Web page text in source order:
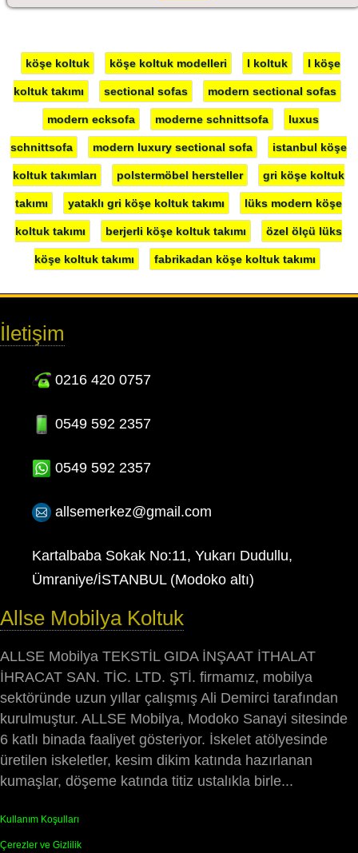
köşe koltuk köşe koltuk modelleri l koltuk l köşe
koltuk takımı sectional sofas modern sectional sofas
modern ecksofa moderne schnittsofa luxus
schnittsofa modern luxury sectional sofa istanbul köşe
koltuk takımları polstermöbel hersteller gri köşe koltuk
takımı yataklı gri köşe koltuk takımı lüks modern köşe
koltuk takımı berjerli köşe koltuk takımı özel ölçü lüks
köşe koltuk takımı fabrikadan köşe koltuk takımı
İletişim
0216 420 0757
0549 592 2357
0549 592 2357
allsemerkez@gmail.com
Kartalbaba Sokak No:11, Yukarı Dudullu,
Ümraniye/İSTANBUL (Modoko altı)
Allse Mobilya Koltuk
ALLSE Mobilya TEKSTİL GIDA İNŞAAT İTHALAT
İHRACAT SAN. TİC. LTD. ŞTİ. firmamız, mobilya
sektöründe uzun yıllar çalışmış Ali Demirci tarafından
kurulmuştur. ALLSE Mobilya, Modoko Sanayi sitesinde
6 katlı binada faaliyet gösteriyor. İskelet atölyesinde
üretilen iskeletler, kesim dikim katında hazırlanan
kumaşlar, döşeme katında titiz ustalıkla birle...
Kullanım Koşulları
Çerezler ve Gizlilik